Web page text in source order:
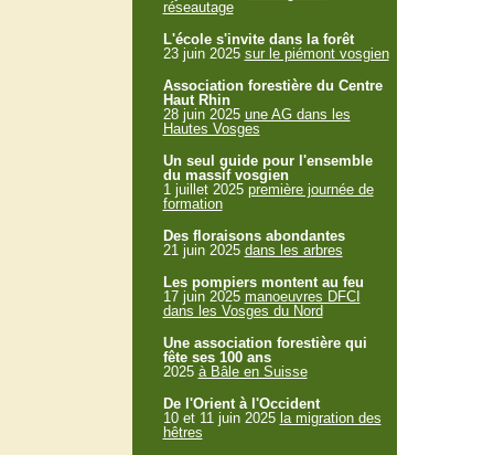
réseautage
L'école s'invite dans la forêt
23 juin 2025 sur le piémont vosgien
Association forestière du Centre
Haut Rhin
28 juin 2025 une AG dans les
Hautes Vosges
Un seul guide pour l'ensemble
du massif vosgien
1 juillet 2025 première journée de
formation
Des floraisons abondantes
21 juin 2025 dans les arbres
Les pompiers montent au feu
17 juin 2025 manoeuvres DFCI
dans les Vosges du Nord
Une association forestière qui
fête ses 100 ans
2025 à Bâle en Suisse
De l'Orient à l'Occident
10 et 11 juin 2025 la migration des
hêtres